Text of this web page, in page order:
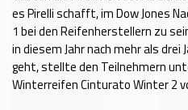
es Pirelli schafft, im Dow Jones
1 bei den Reifenherstellern zu
in diesem Jahr nach mehr als drei
geht, stellte den Teilnehmern
Winterreifen Cinturato Winter 2